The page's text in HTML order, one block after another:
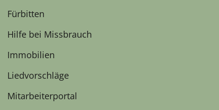
Fürbitten
Hilfe bei Missbrauch
Immobilien
Liedvorschläge
Mitarbeiterportal